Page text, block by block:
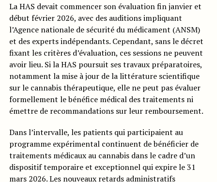
La HAS devait commencer son évaluation fin janvier et
début février 2026, avec des auditions impliquant
l’Agence nationale de sécurité du médicament (ANSM)
et des experts indépendants. Cependant, sans le décret
fixant les critères d’évaluation, ces sessions ne peuvent
avoir lieu. Si la HAS poursuit ses travaux préparatoires,
notamment la mise à jour de la littérature scientifique
sur le cannabis thérapeutique, elle ne peut pas évaluer
formellement le bénéfice médical des traitements ni
émettre de recommandations sur leur remboursement.
Dans l’intervalle, les patients qui participaient au
programme expérimental continuent de bénéficier de
traitements médicaux au cannabis dans le cadre d’un
dispositif temporaire et exceptionnel qui expire le 31
mars 2026. Les nouveaux retards administratifs